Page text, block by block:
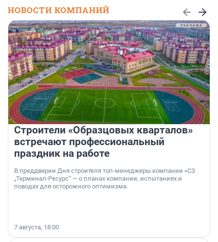
НОВОСТИ КОМПАНИЙ
Строители «Образцовых кварталов»
встречают профессиональный
праздник на работе
В преддверии Дня строителя топ-менеджеры компании «СЗ
„Терминал-Ресурс“ — о планах компании, испытаниях и
поводах для осторожного оптимизма.
7 августа, 18:00